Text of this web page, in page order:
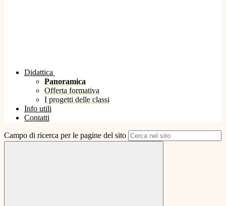
Didattica
Panoramica
Offerta formativa
I progetti delle classi
Info utili
Contatti
Campo di ricerca per le pagine del sito